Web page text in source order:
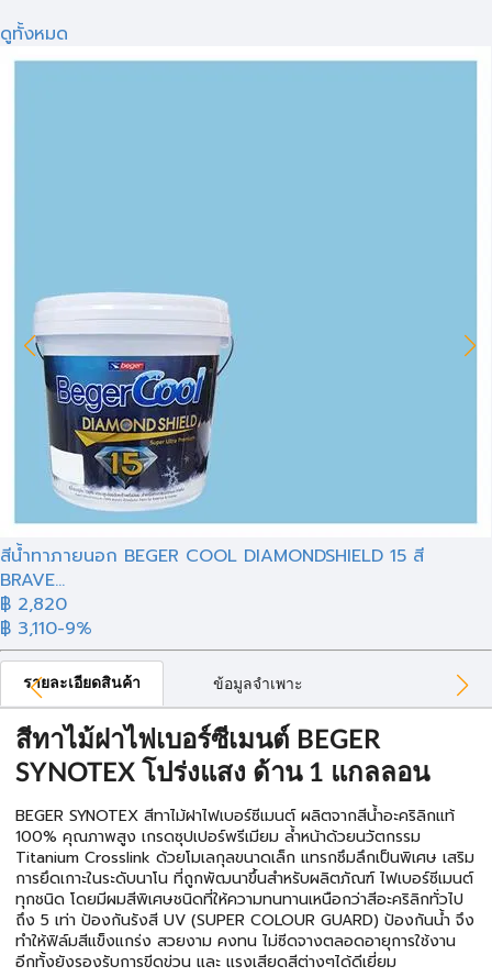
ดูทั้งหมด
สีน้ำทาภายนอก BEGER COOL DIAMONDSHIELD 15 สี
BRAVE...
฿ 2,820
฿ 3,110-9%
รายละเอียดสินค้า ข้อมูลจำเพาะ
สีทาไม้ฝาไฟเบอร์ซีเมนต์ BEGER
SYNOTEX โปร่งแสง ด้าน 1 แกลลอน
BEGER SYNOTEX สีทาไม้ฝาไฟเบอร์ซีเมนต์ ผลิตจากสีน้ําอะคริลิกแท้
100% คุณภาพสูง เกรดซุปเปอร์พรีเมียม ล้ําหน้าด้วยนวัตกรรม
Titanium Crosslink ด้วยโมเลกุลขนาดเล็ก แทรกซึมลึกเป็นพิเศษ เสริม
การยึดเกาะในระดับนาโน ที่ถูกพัฒนาขึ้นสําหรับผลิตภัณฑ์ ไฟเบอร์ซีเมนต์
ทุกชนิด โดยมีผมสีพิเศษชนิดที่ให้ความทนทานเหนือกว่าสีอะคริลิกทั่วไป
ถึง 5 เท่า ป้องกันรังสี UV (SUPER COLOUR GUARD) ป้องกันน้ำ จึง
ทําให้ฟิล์มสีแข็งแกร่ง สวยงาม คงทน ไม่ซีดจางตลอดอายุการใช้งาน
อีกทั้งยังรองรับการขีดข่วน และ แรงเสียดสีต่างๆได้ดีเยี่ยม